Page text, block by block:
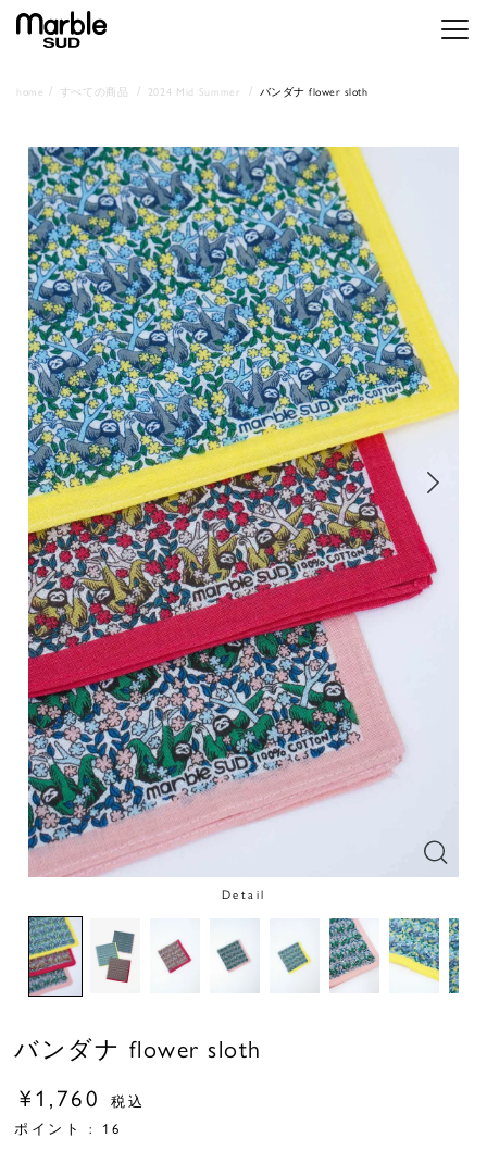
メニ
home すべての商品 2024 Mid Summer バンダナ flower sloth
Detail
バンダナ flower sloth
¥1,760
税込
ポイント : 16